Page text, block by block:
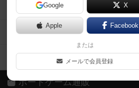
Google X
Apple Facebook
または
メールで会員登録
ボドとも・会員一覧
ボードゲーム業界コラム
ボドゲーマご利用案内
ボードゲーム通販